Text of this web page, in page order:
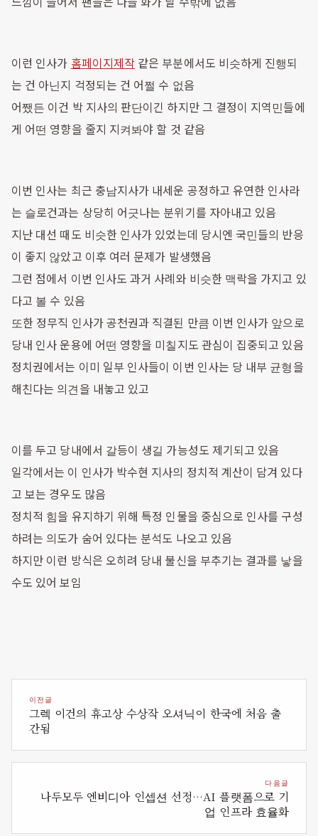
이런 인사가 홈페이지제작 같은 부분에서도 비슷하게 진행되
는 건 아닌지 걱정되는 건 어쩔 수 없음
어쨌든 이건 박 지사의 판단이긴 하지만 그 결정이 지역민들에
게 어떤 영향을 줄지 지켜봐야 할 것 같음
이번 인사는 최근 충남지사가 내세운 공정하고 유연한 인사라
는 슬로건과는 상당히 어긋나는 분위기를 자아내고 있음
지난 대선 때도 비슷한 인사가 있었는데 당시엔 국민들의 반응
이 좋지 않았고 이후 여러 문제가 발생했음
그런 점에서 이번 인사도 과거 사례와 비슷한 맥락을 가지고 있
다고 볼 수 있음
또한 정무직 인사가 공천권과 직결된 만큼 이번 인사가 앞으로
당내 인사 운용에 어떤 영향을 미칠지도 관심이 집중되고 있음
정치권에서는 이미 일부 인사들이 이번 인사는 당 내부 균형을
해친다는 의견을 내놓고 있고
이를 두고 당내에서 갈등이 생길 가능성도 제기되고 있음
일각에서는 이 인사가 박수현 지사의 정치적 계산이 담겨 있다
고 보는 경우도 많음
정치적 힘을 유지하기 위해 특정 인물을 중심으로 인사를 구성
하려는 의도가 숨어 있다는 분석도 나오고 있음
하지만 이런 방식은 오히려 당내 불신을 부추기는 결과를 낳을
수도 있어 보임
이전글
그렉 이건의 휴고상 수상작 오셔닉이 한국에 처음 출
간됨
다음글
나두모두 엔비디아 인셉션 선정…AI 플랫폼으로 기
업 인프라 효율화